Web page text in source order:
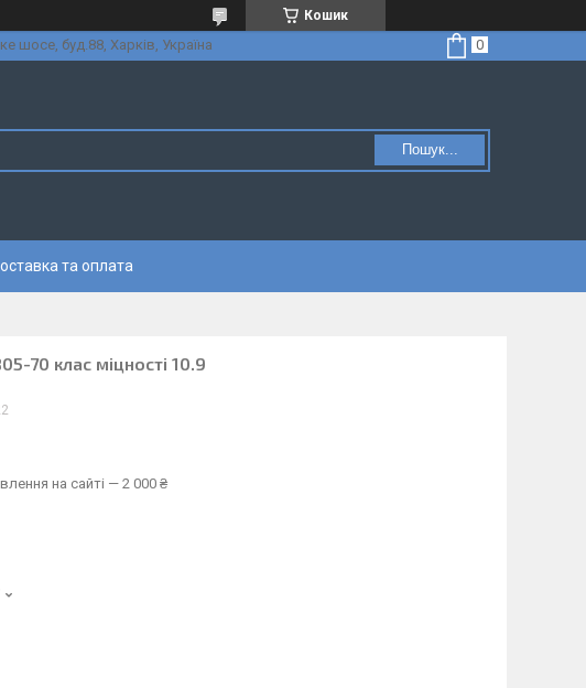
Кошик
шосе, буд.88, Харків, Україна
Пошук...
та оплата
70 клас міцності 10.9
на сайті — 2 000 ₴